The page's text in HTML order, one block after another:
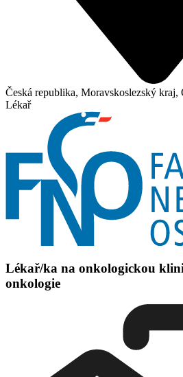
Česká republika, Moravskoslezský kraj,
Lékař
Lékař/ka na onkologickou
onkologie